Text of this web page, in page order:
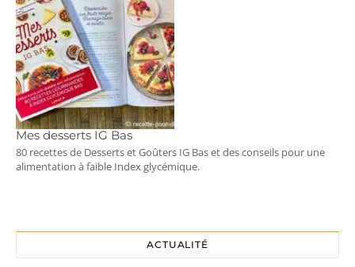
Mes desserts IG Bas
80 recettes de Desserts et Goûters IG Bas et des conseils pour une
alimentation à faible Index glycémique.
ACTUALITÉ